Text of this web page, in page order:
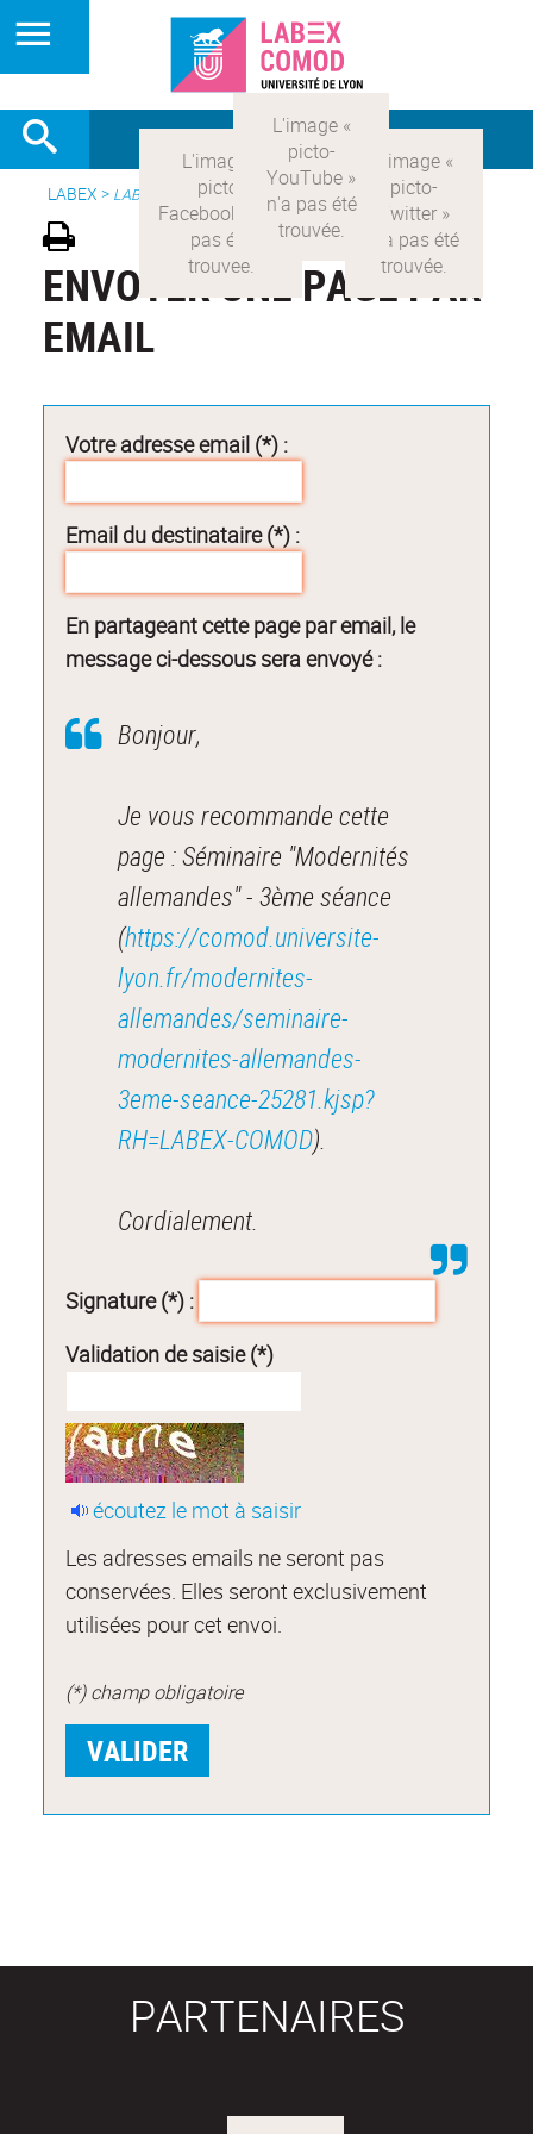
LABEX > LABEX COMOD
ENVOYER UNE PAGE PAR
EMAIL
Votre adresse email (*) :
Email du destinataire (*) :
En partageant cette page par email, le
message ci-dessous sera envoyé :
Bonjour,
Je vous recommande cette
page : Séminaire "Modernités
allemandes" - 3ème séance
(https://comod.universite-
lyon.fr/modernites-
allemandes/seminaire-
modernites-allemandes-
3eme-seance-25281.kjsp?
RH=LABEX-COMOD).
Cordialement.
Signature (*) :
Validation de saisie (*)
écoutez le mot à saisir
Les adresses emails ne seront pas
conservées. Elles seront exclusivement
utilisées pour cet envoi.
(*) champ obligatoire
PARTENAIRES